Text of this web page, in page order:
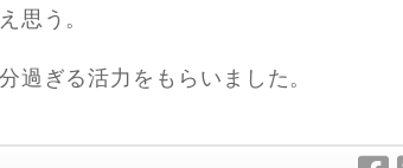
思う。
過ぎる活力をもらいました。